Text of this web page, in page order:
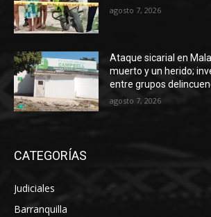
agosto 7, 2026
Ataque sicarial en
muerto y un herido;
entre grupos
agosto 7, 2026
CATEGORÍAS
Judiciales
Barranquilla